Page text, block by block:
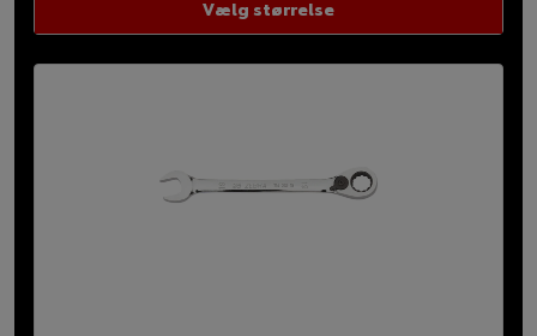
Vælg størrelse